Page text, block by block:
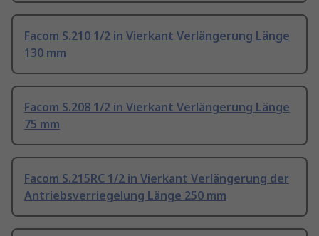
Facom S.210 1/2 in Vierkant Verlängerung Länge
130 mm
Facom S.208 1/2 in Vierkant Verlängerung Länge
75 mm
Facom S.215RC 1/2 in Vierkant Verlängerung der
Antriebsverriegelung Länge 250 mm